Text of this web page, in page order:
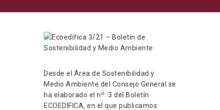
Desde el Área de Sostenibilidad y
Medio Ambiente del Consejo General se
ha elaborado el nº. 3 del Boletín
ECOEDIFICA, en el que publicamos